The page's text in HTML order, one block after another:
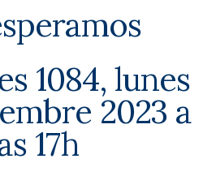
1084, lunes
2023 a
17h